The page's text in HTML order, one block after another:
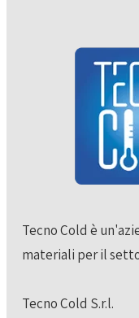
Tecno Cold è
materiali per il
Tecno Cold S.r.l.